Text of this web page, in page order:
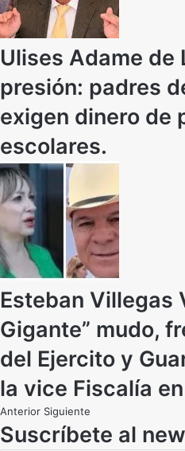
Ulises Adame de
presión: padres
exigen dinero de
escolares.
Esteban Villegas
Gigante” mudo,
del Ejercito y
la vice Fiscalía
Anterior Siguiente
Suscríbete al